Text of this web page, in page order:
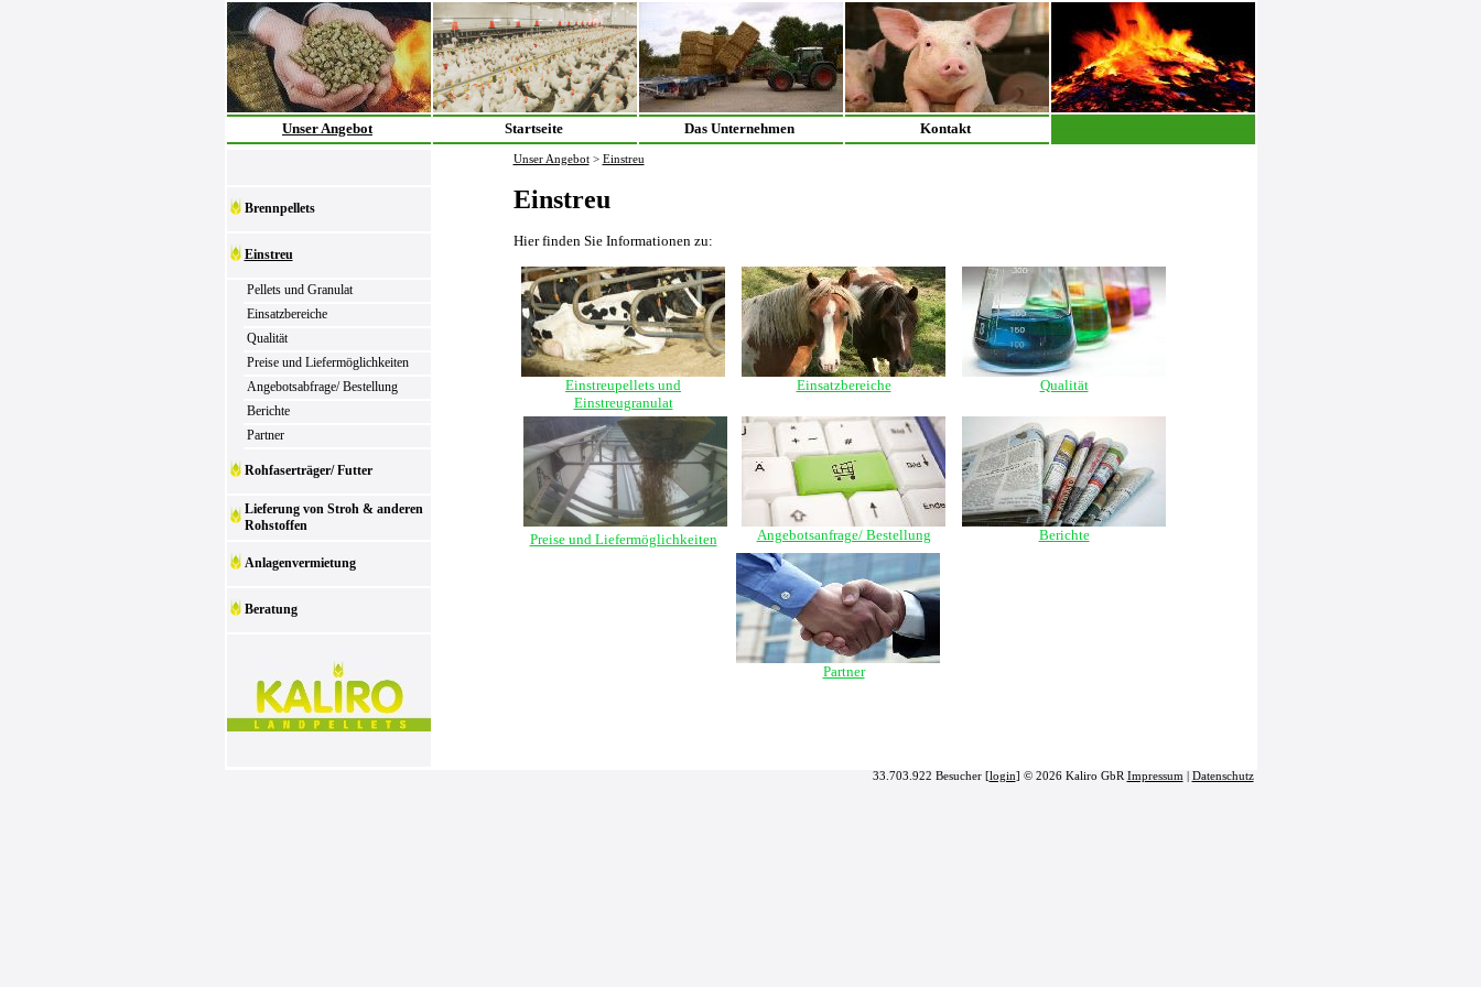
Unser Angebot Startseite Das Unternehmen Kontakt
Brennpellets
Einstreu
Pellets und Granulat
Einsatzbereiche
Qualität
Preise und Liefermöglichkeiten
Angebotsabfrage/ Bestellung
Berichte
Partner
Rohfaserträger/ Futter
Lieferung von Stroh & anderen
Rohstoffen
Anlagenvermietung
Beratung
Unser Angebot > Einstreu
Einstreu
Hier finden Sie Informationen zu:
Einstreupellets und
Einstreugranulat
Einsatzbereiche Qualität
Preise und Liefermöglichkeiten Angebotsanfrage/ Bestellung Berichte
Partner
33.703.922 Besucher [login] © 2026 Kaliro GbR Impressum Datenschutz